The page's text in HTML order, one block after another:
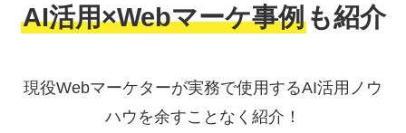
AI活用×Webマーケ事例も紹介
現役Webマーケターが実務で使用するAI活用ノウ
ハウを余すことなく紹介！